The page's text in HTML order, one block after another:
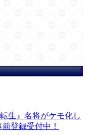
生』名将がケモ化し
登録受付中！